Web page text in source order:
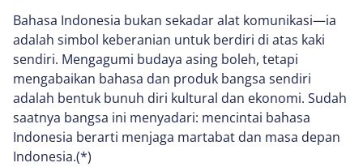
Bahasa Indonesia bukan sekadar alat komunikasi—ia
adalah simbol keberanian untuk berdiri di atas kaki
sendiri. Mengagumi budaya asing boleh, tetapi
mengabaikan bahasa dan produk bangsa sendiri
adalah bentuk bunuh diri kultural dan ekonomi. Sudah
saatnya bangsa ini menyadari: mencintai bahasa
Indonesia berarti menjaga martabat dan masa depan
Indonesia.(*)